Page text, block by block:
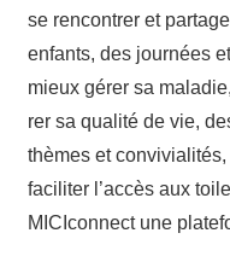
se ren­con­trer et
enfants, des jour­nées
mieux gérer sa
rer sa qua­li­té de vie,
thèmes et
faci­li­ter l’ac­cès aux
MICI­con­nect une